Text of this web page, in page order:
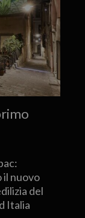
il nuovo
del
Italia